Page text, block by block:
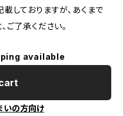
しておりますが、あくまで
ご了承ください。
available
いの方向け